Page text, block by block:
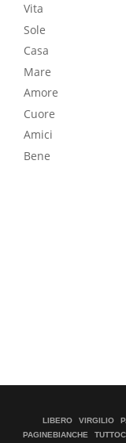
Vita
Sole
Casa
Mare
Amore
Cuore
Amici
Bene
LIBERO VIRGILIO
PAGINEBIANCHE